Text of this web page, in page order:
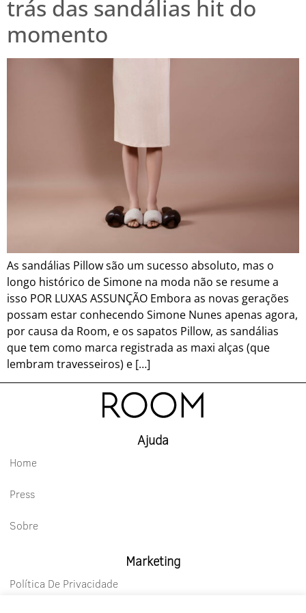
trás das sandálias hit do
momento
As sandálias Pillow são um sucesso absoluto, mas o
longo histórico de Simone na moda não se resume a
isso POR LUXAS ASSUNÇÃO Embora as novas gerações
possam estar conhecendo Simone Nunes apenas agora,
por causa da Room, e os sapatos Pillow, as sandálias
que tem como marca registrada as maxi alças (que
lembram travesseiros) e […]
Ajuda
Home
Press
Sobre
Marketing
Política De Privacidade